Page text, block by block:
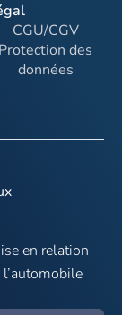
CGU/CGV
Protection des
données
en relation